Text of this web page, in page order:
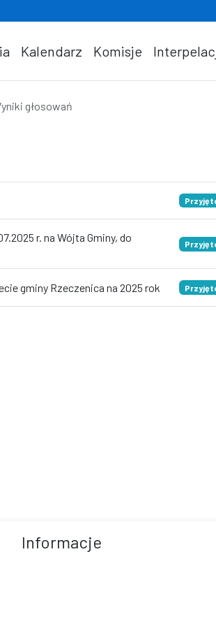
Kalendarz Komisje
głosowań
r. na Wójta Gminy, do
gminy Rzeczenica na 2025 rok
Informacje